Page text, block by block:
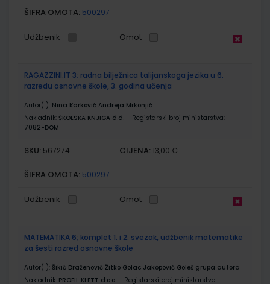
ŠIFRA OMOTA: 500297
Udžbenik Omot
RAGAZZINI.IT 3; radna bilježnica talijanskoga jezika u 6.
razredu osnovne škole, 3. godina učenja
Autor(i): Nina Karković Andreja Mrkonjić
Nakladnik: ŠKOLSKA KNJIGA d.d.
Registarski broj ministarstva:
7082-DOM
SKU: 567274 CIJENA: 13,00 €
ŠIFRA OMOTA: 500297
Udžbenik Omot
MATEMATIKA 6; komplet 1. i 2. svezak, udžbenik matematike
za šesti razred osnovne škole
Autor(i): Šikić Draženović Žitko Golac Jakopović Goleš grupa autora
Nakladnik: PROFIL KLETT d.o.o.
Registarski broj ministarstva: